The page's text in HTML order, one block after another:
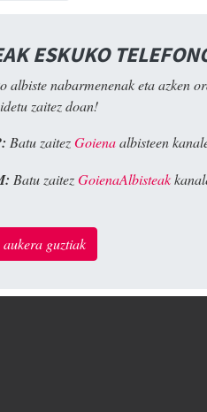
ESKUKO
albiste nabarmenenak eta azken
zaitez doan!
Batu zaitezGoienaalbisteen
Batu zaitezGoienaAlbisteak
guztiak